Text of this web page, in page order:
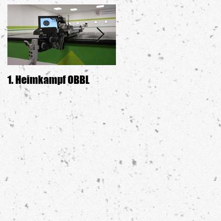
1. Heimkampf OBBL Siegerehrung GDW